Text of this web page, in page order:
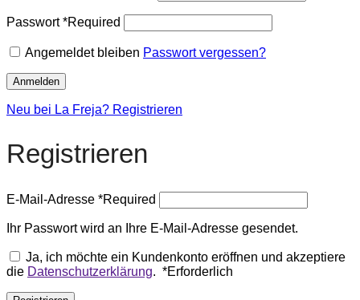
Passwort*Required
Angemeldet bleiben Passwort vergessen?
Anmelden
Neu bei La Freja? Registrieren
Registrieren
E-Mail-Adresse *Required
Ihr Passwort wird an Ihre E-Mail-Adresse gesendet.
Ja, ich möchte ein Kundenkonto eröffnen und akzeptiere
die Datenschutzerklärung. *Erforderlich